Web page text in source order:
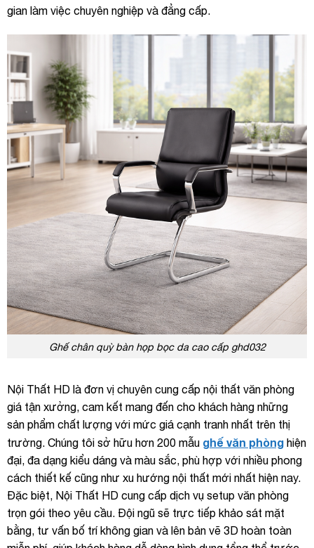
gian làm việc chuyên nghiệp và đẳng cấp.
Ghế chân quỳ bàn họp bọc da cao cấp ghd032
Nội Thất HD là đơn vị chuyên cung cấp nội thất văn phòng
giá tận xưởng, cam kết mang đến cho khách hàng những
sản phẩm chất lượng với mức giá cạnh tranh nhất trên thị
trường. Chúng tôi sở hữu hơn 200 mẫu ghế văn phòng hiện
đại, đa dạng kiểu dáng và màu sắc, phù hợp với nhiều phong
cách thiết kế cũng như xu hướng nội thất mới nhất hiện nay.
Đặc biệt, Nội Thất HD cung cấp dịch vụ setup văn phòng
trọn gói theo yêu cầu. Đội ngũ sẽ trực tiếp khảo sát mặt
bằng, tư vấn bố trí không gian và lên bản vẽ 3D hoàn toàn